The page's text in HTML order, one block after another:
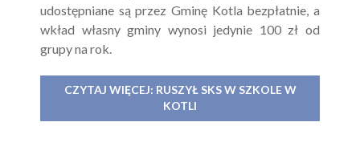
udostępniane są przez Gminę Kotla bezpłatnie, a
wkład własny gminy wynosi jedynie 100 zł od
grupy na rok.
CZYTAJ WIĘCEJ: RUSZYŁ SKS W SZKOLE W
KOTLI